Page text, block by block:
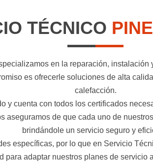
TÉCNICO
en la reparación,
es ofrecerle soluciones de alta
calefacción.
y cuenta con todos los certificados
aseguramos de que cada uno de
brindándole un servicio seguro y
específicas, por lo que en Servicio
para adaptar nuestros planes de